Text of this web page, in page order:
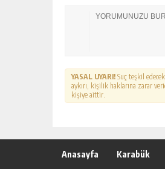
YASAL UYARI! Suç teşkil
aykırı, kişilik haklarına zarar
kişiye aittir.
Anasayfa Karabük